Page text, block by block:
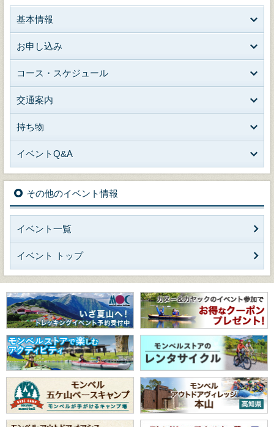
基本情報
お申し込み
コース・スケジュール
交通案内
持ち物
イベントQ&A
その他のイベント情報
イベント一覧
イベント トップ